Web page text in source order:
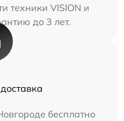
техники VISION и
до 3 лет.
бесплатно